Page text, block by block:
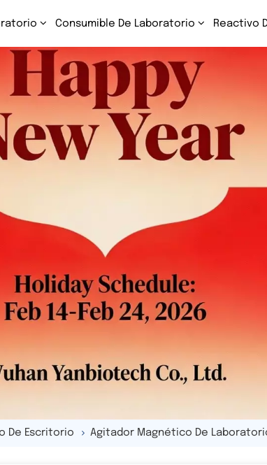
Consumible De Laboratorio Reactivo
De Escritorio Agitador Magnético De